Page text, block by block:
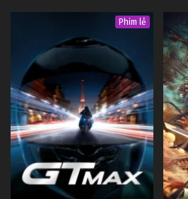
Phim lẻ